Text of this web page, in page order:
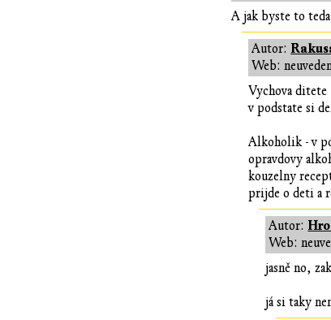
A jak byste to
Autor:
Web:
Vychova
v podstate si
Alkoholik - v
opravdovy
kouzelny
prijde o deti a
Autor:
Web:
jasně no,
já si taky